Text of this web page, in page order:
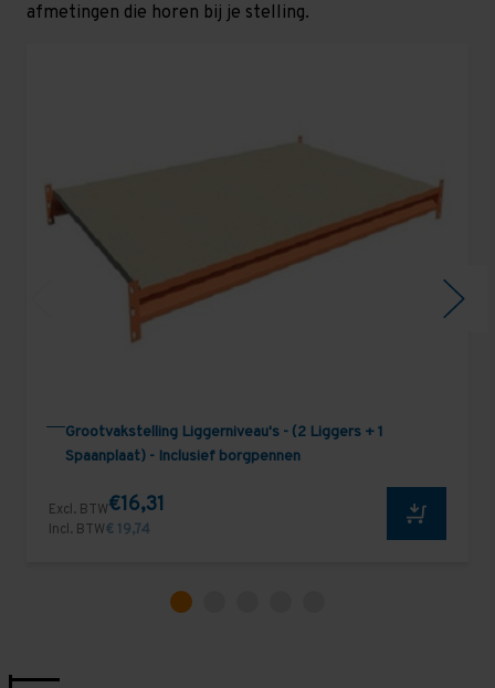
afmetingen die horen bij je stelling.
Grootvakstelling Liggerniveau's - (2 Liggers + 1
Spaanplaat) - Inclusief borgpennen
Excl. BTW€16,31
Incl. BTW€ 19,74